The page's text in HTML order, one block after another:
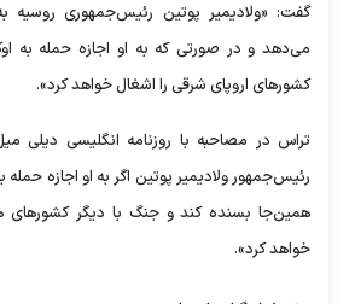
گفت: «ولادیمیر پوتین رئیس‌جمهوری روسیه
می‌دهد و در صورتی که به او اجازه حمله به
کشورهای اروپای شرقی را اشغال خواهد کرد».
تراس در مصاحبه با روزنامه انگلیسی دیلی
رئیس‌جمهور ولادیمیر پوتین اگر به او اجازه حمله
همین‌جا بسنده کند و جنگ با دیگر کشورهای
خواهد کرد».